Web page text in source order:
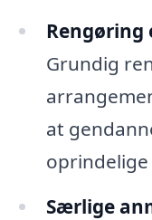
Grundig
at
Særlige